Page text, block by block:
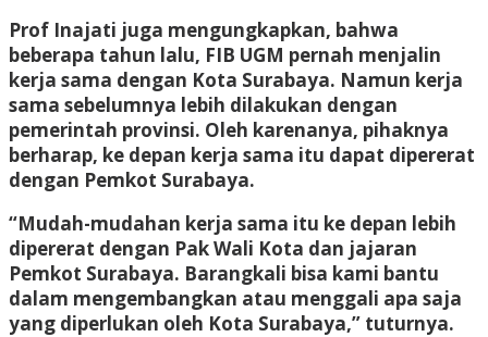
Prof Inajati juga mengungkapkan, bahwa
beberapa tahun lalu, FIB UGM pernah menjalin
kerja sama dengan Kota Surabaya. Namun kerja
sama sebelumnya lebih dilakukan dengan
pemerintah provinsi. Oleh karenanya, pihaknya
berharap, ke depan kerja sama itu dapat dipererat
dengan Pemkot Surabaya.
“Mudah-mudahan kerja sama itu ke depan lebih
dipererat dengan Pak Wali Kota dan jajaran
Pemkot Surabaya. Barangkali bisa kami bantu
dalam mengembangkan atau menggali apa saja
yang diperlukan oleh Kota Surabaya,” tuturnya.